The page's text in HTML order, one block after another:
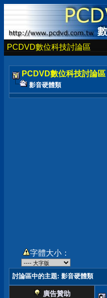
PCDVD數位科技討論區
PCDVD數位科技討論區
影音硬體類
字體大小：
討論區中的主題: 影音硬體類
廣告贊助